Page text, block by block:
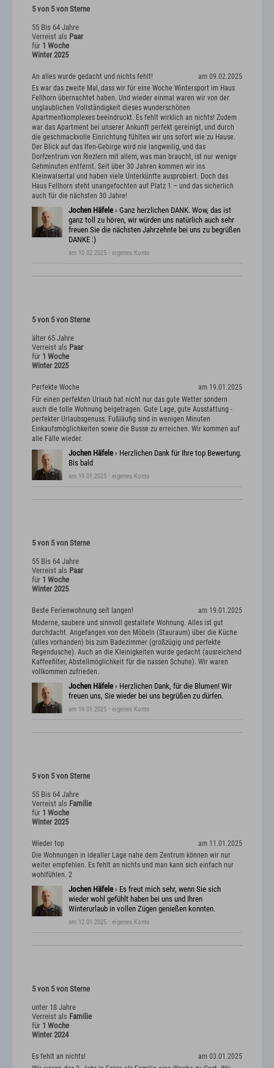
5 von 5 von Sterne
55 Bis 64 Jahre
Verreist als Paar
für 1 Woche
Winter 2025
am 09.02.2025
An alles wurde gedacht und nichts fehlt!
Es war das zweite Mal, dass wir für eine Woche Wintersport im Haus
Fellhorn übernachtet haben. Und wieder einmal waren wir von der
unglaublichen Vollständigkeit dieses wunderschönen
Apartmentkomplexes beeindruckt. Es fehlt wirklich an nichts! Zudem
war das Apartment bei unserer Ankunft perfekt gereinigt, und durch
die geschmackvolle Einrichtung fühlten wir uns sofort wie zu Hause.
Der Blick auf das Ifen-Gebirge wird nie langweilig, und das
Dorfzentrum von Riezlern mit allem, was man braucht, ist nur wenige
Gehminuten entfernt. Seit über 30 Jahren kommen wir ins
Kleinwalsertal und haben viele Unterkünfte ausprobiert. Doch das
Haus Fellhorn steht unangefochten auf Platz 1 – und das sicherlich
auch für die nächsten 30 Jahre!
Jochen Häfele › Ganz herzlichen DANK. Wow, das ist
ganz toll zu hören, wir würden uns natürlich auch sehr
freuen Sie die nächsten Jahrzehnte bei uns zu begrüßen
DANKE :)
am 10.02.2025 · eigenes Konto
5 von 5 von Sterne
älter 65 Jahre
Verreist als Paar
für 1 Woche
Winter 2025
am 19.01.2025
Perfekte Woche
Für einen perfekten Urlaub hat nicht nur das gute Wetter sondern
auch die tolle Wohnung beigetragen. Gute Lage, gute Ausstattung -
perfekter Urlaubsgenuss. Fußläufig sind in wenigen Minuten
Einkaufsmöglichkeiten sowie die Busse zu erreichen. Wir kommen auf
alle Fälle wieder.
Jochen Häfele › Herzlichen Dank für Ihre top Bewertung.
Bis bald
am 19.01.2025 · eigenes Konto
5 von 5 von Sterne
55 Bis 64 Jahre
Verreist als Paar
für 1 Woche
Winter 2025
am 19.01.2025
Beste Ferienwohnung seit langen!
Moderne, saubere und sinnvoll gestaltete Wohnung. Alles ist gut
durchdacht. Angefangen von den Möbeln (Stauraum) über die Küche
(alles vorhanden) bis zum Badezimmer (großzügig und perfekte
Regendusche). Auch an die Kleinigkeiten wurde gedacht (ausreichend
Kaffeefilter, Abstellmöglichkeit für die nassen Schuhe). Wir waren
vollkommen zufrieden.
Jochen Häfele › Herzlichen Dank, für die Blumen! Wir
freuen uns, Sie wieder bei uns begrüßen zu dürfen.
am 19.01.2025 · eigenes Konto
5 von 5 von Sterne
55 Bis 64 Jahre
Verreist als Familie
für 1 Woche
Winter 2025
am 11.01.2025
Wieder top
Die Wohnungen in idealler Lage nahe dem Zentrum können wir nur
weiter empfehlen. Es fehlt an nichts und man kann sich einfach nur
wohlfühlen. 2
Jochen Häfele › Es freut mich sehr, wenn Sie sich
wieder wohl gefühlt haben bei uns und Ihren
Winterurlaub in vollen Zügen genießen konnten.
am 12.01.2025 · eigenes Konto
5 von 5 von Sterne
unter 18 Jahre
Verreist als Familie
für 1 Woche
Winter 2024
am 03.01.2025
Es fehlt an nichts!